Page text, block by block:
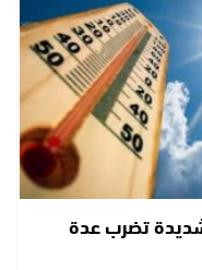
شديدة تضرب عدة